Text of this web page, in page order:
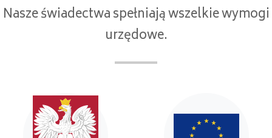
Nasze świadectwa spełniają wszelkie wymogi
urzędowe.